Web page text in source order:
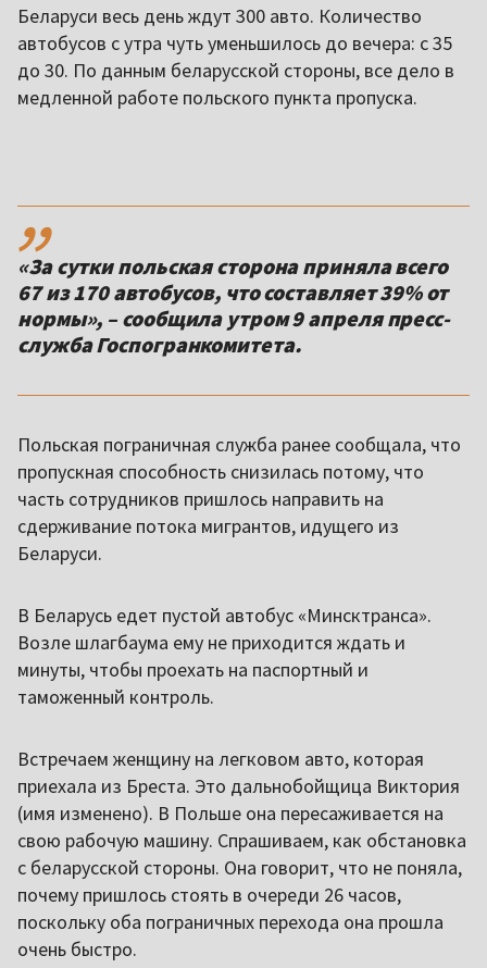
Беларуси весь день ждут 300 авто. Количество
автобусов с утра чуть уменьшилось до вечера: с 35
до 30. По данным беларусской стороны, все дело в
медленной работе польского пункта пропуска.
,,
«За сутки польская сторона приняла всего
67 из 170 автобусов, что составляет 39% от
нормы», – сообщила утром 9 апреля пресс-
служба Госпогранкомитета.
Польская пограничная служба ранее сообщала, что
пропускная способность снизилась потому, что
часть сотрудников пришлось направить на
сдерживание потока мигрантов, идущего из
Беларуси.
В Беларусь едет пустой автобус «Минсктранса».
Возле шлагбаума ему не приходится ждать и
минуты, чтобы проехать на паспортный и
таможенный контроль.
Встречаем женщину на легковом авто, которая
приехала из Бреста. Это дальнобойщица Виктория
(имя изменено). В Польше она пересаживается на
свою рабочую машину. Спрашиваем, как обстановка
с беларусской стороны. Она говорит, что не поняла,
почему пришлось стоять в очереди 26 часов,
поскольку оба пограничных перехода она прошла
очень быстро.